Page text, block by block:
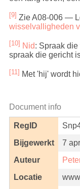
[9] Zie A08-006 —
wisselvalligheden
[10] Nid: Spraak
spraak die gericht
[11] Met 'hij' wordt
Document info
RegID
Bijgewerkt
7
Auteur
Locatie